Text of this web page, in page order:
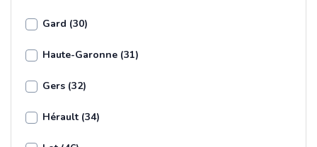
Gard (30)
Haute-Garonne (31)
Gers (32)
Hérault (34)